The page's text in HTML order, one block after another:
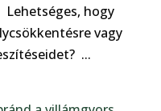
hogy
vagy
...